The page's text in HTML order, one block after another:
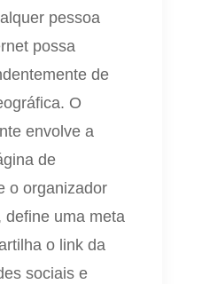
pessoa
possa
de
O
envolve a
de
o organizador
define uma meta
o link da
sociais e